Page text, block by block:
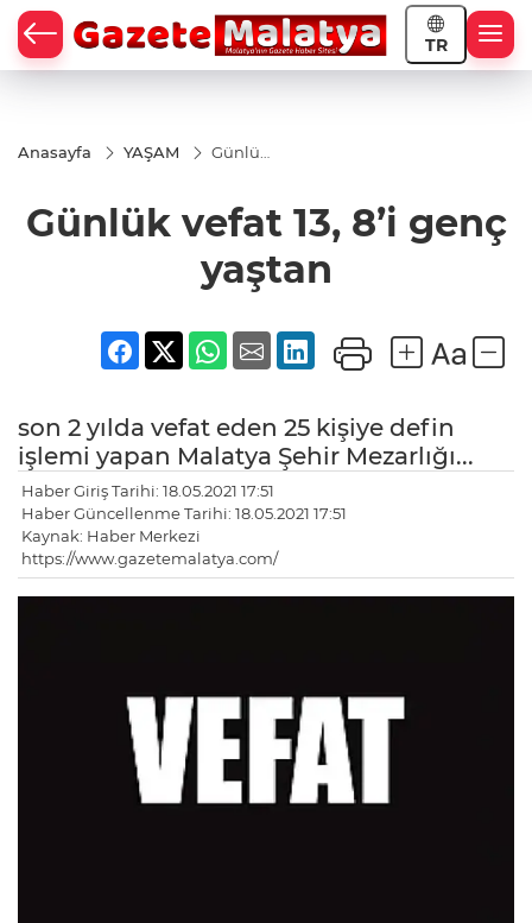
TR
Anasayfa YAŞAM
Günlük
genç
yaştan
Günlük vefat 13, 8’i genç
yaştan
son 2 yılda vefat eden 25 kişiye defin
işlemi yapan Malatya Şehir Mezarlığı...
Haber Giriş Tarihi: 18.05.2021 17:51
Haber Güncellenme Tarihi: 18.05.2021 17:51
Kaynak: Haber Merkezi
https://www.gazetemalatya.com/